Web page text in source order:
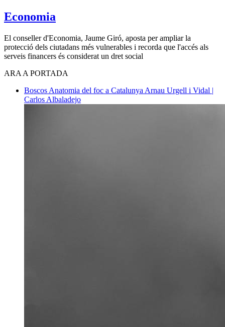
Economia
El conseller d'Economia, Jaume Giró, aposta per ampliar la
protecció dels ciutadans més vulnerables i recorda que l'accés als
serveis financers és considerat un dret social
ARA A PORTADA
Boscos Anatomia del foc a Catalunya Arnau Urgell i Vidal |
Carlos Albaladejo